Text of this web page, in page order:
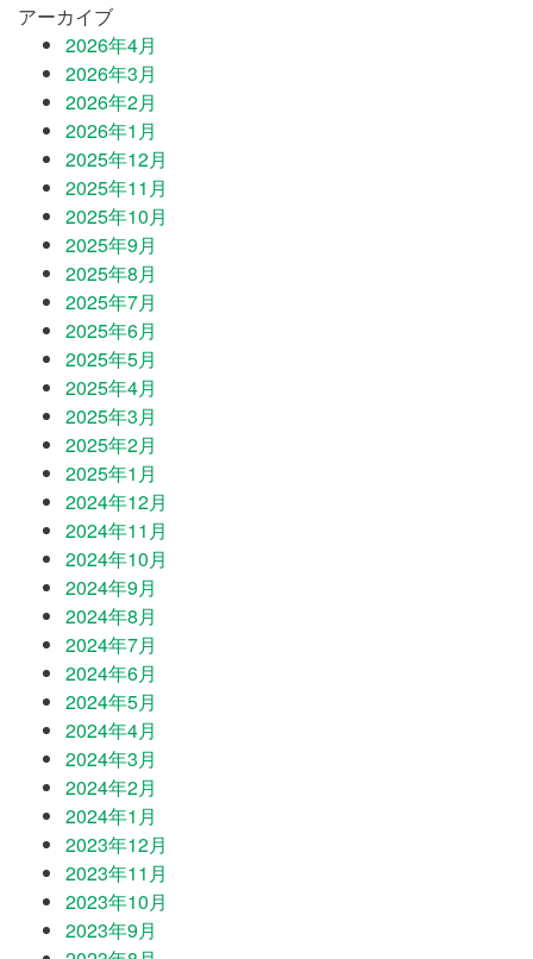
アーカイブ
2026年4月
2026年3月
2026年2月
2026年1月
2025年12月
2025年11月
2025年10月
2025年9月
2025年8月
2025年7月
2025年6月
2025年5月
2025年4月
2025年3月
2025年2月
2025年1月
2024年12月
2024年11月
2024年10月
2024年9月
2024年8月
2024年7月
2024年6月
2024年5月
2024年4月
2024年3月
2024年2月
2024年1月
2023年12月
2023年11月
2023年10月
2023年9月